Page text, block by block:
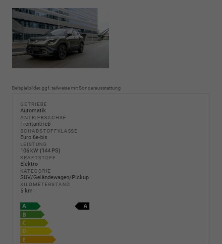
Beispielbilder, ggf. teilweise mit Sonderausstattung
GETRIEBE
Automatik
ANTRIEBSACHSE
Frontantrieb
SCHADSTOFFKLASSE
Euro 6e-bis
LEISTUNG
106 kW (144 PS)
KRAFTSTOFF
Elektro
KATEGORIE
SUV/Geländewagen/Pickup
KILOMETERSTAND
5 km